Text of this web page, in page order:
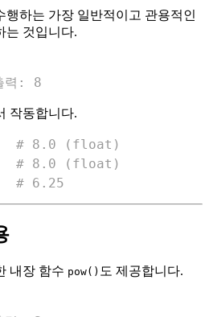
행하는 가장 일반적이고 관용적인
는 것입니다.
력: 8
작동합니다.
# 8.0 (float)
# 8.0 (float)
# 6.25
내장 함수 pow() 도 제공합니다.